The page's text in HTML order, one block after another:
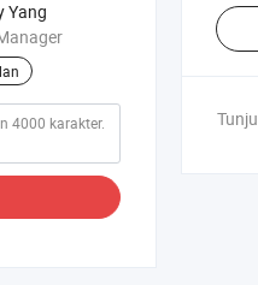
Yang